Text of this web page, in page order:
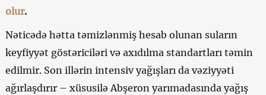
olur.
Nəticədə hətta təmizlənmiş hesab olunan suların
keyfiyyət göstəriciləri və axıdılma standartları təmin
edilmir. Son illərin intensiv yağışları da vəziyyəti
ağırlaşdırır – xüsusilə Abşeron yarımadasında yağış